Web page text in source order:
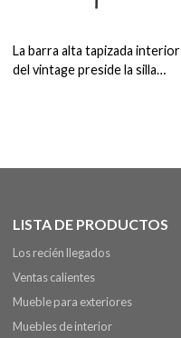
La barra alta tapizada interior
del vintage preside la silla
LISTA DE PRODUCTOS
Los recién llegados
Ventas calientes
Mueble para exteriores
Muebles de interior